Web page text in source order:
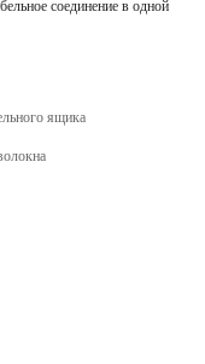
соединение в одной
ящика